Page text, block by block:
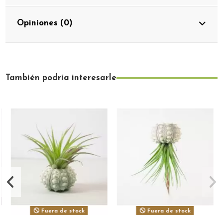
Opiniones (0)
También podría interesarle
Fuera de stock Fuera de stock